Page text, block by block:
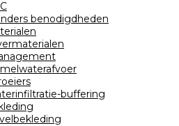
benodigdheden
buffering